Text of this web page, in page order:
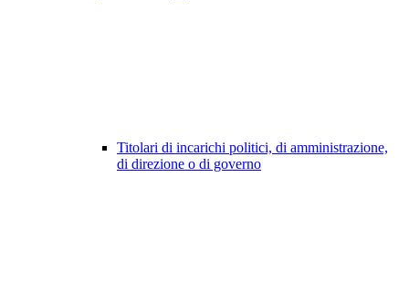
Titolari di incarichi politici, di amministrazione,
di direzione o di governo